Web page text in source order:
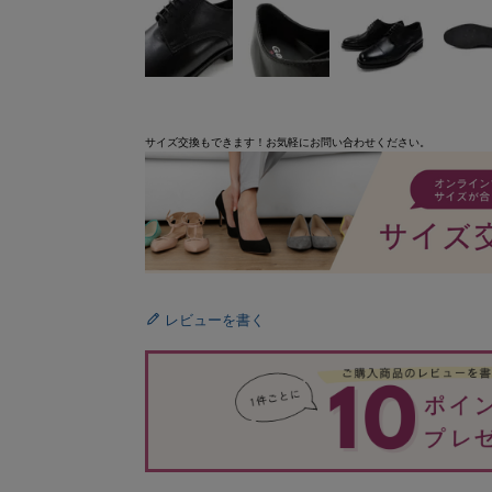
サイズ交換もできます！お気軽にお問い合わせください。
レビューを書く